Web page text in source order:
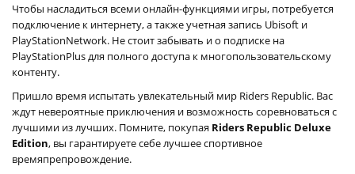
Чтобы насладиться всеми онлайн-функциями игры, потребуется
подключение к интернету, а также учетная запись Ubisoft и
PlayStationNetwork. Не стоит забывать и о подписке на
PlayStationPlus для полного доступа к многопользовательскому
контенту.
Пришло время испытать увлекательный мир Riders Republic. Вас
ждут невероятные приключения и возможность соревноваться с
лучшими из лучших. Помните, покупая Riders Republic Deluxe
Edition, вы гарантируете себе лучшее спортивное
времяпрепровождение.